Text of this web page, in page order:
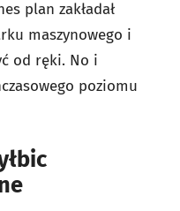
plan zakładał
maszynowego i
od ręki. No i
poziomu